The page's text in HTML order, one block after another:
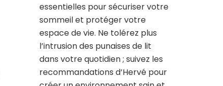
essentielles pour sécuriser votre
sommeil et protéger votre
espace de vie. Ne tolérez plus
l’intrusion des punaises de lit
dans votre quotidien ; suivez les
recommandations d’Hervé pour